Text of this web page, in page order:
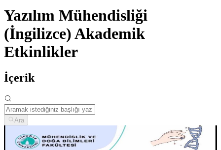
Yazılım Mühendisliği
(İngilizce) Akademik
Etkinlikler
İçerik
Ara